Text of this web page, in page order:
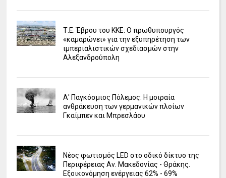
Τ.Ε. Έβρου του ΚΚΕ: Ο πρωθυπουργός
«καμαρώνει» για την εξυπηρέτηση των
ιμπεριαλιστικών σχεδιασμών στην
Αλεξανδρούπολη
Α' Παγκόσμιος Πόλεμος: Η μοιραία
ανθράκευση των γερμανικών πλοίων
Γκαίμπεν και Μπρεσλάου
Νέος φωτισμός LED στο οδικό δίκτυο της
Περιφέρειας Αν. Μακεδονίας - Θράκης.
Εξοικονόμηση ενέργειας 62% - 69%